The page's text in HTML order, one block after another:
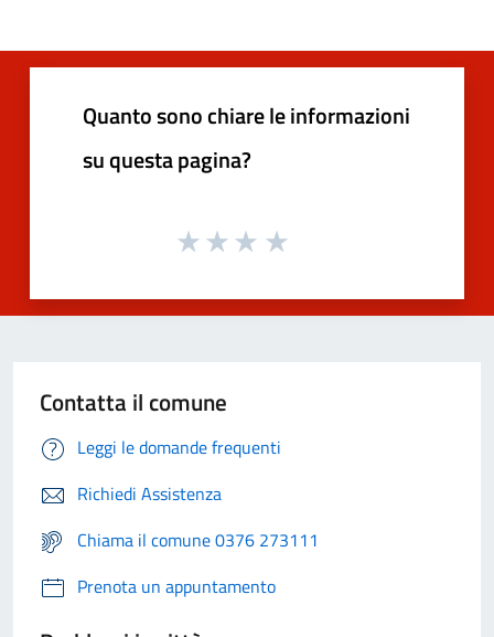
Quanto sono chiare le informazioni
su questa pagina?
Contatta il comune
Leggi le domande frequenti
Richiedi Assistenza
Chiama il comune 0376 273111
Prenota un appuntamento